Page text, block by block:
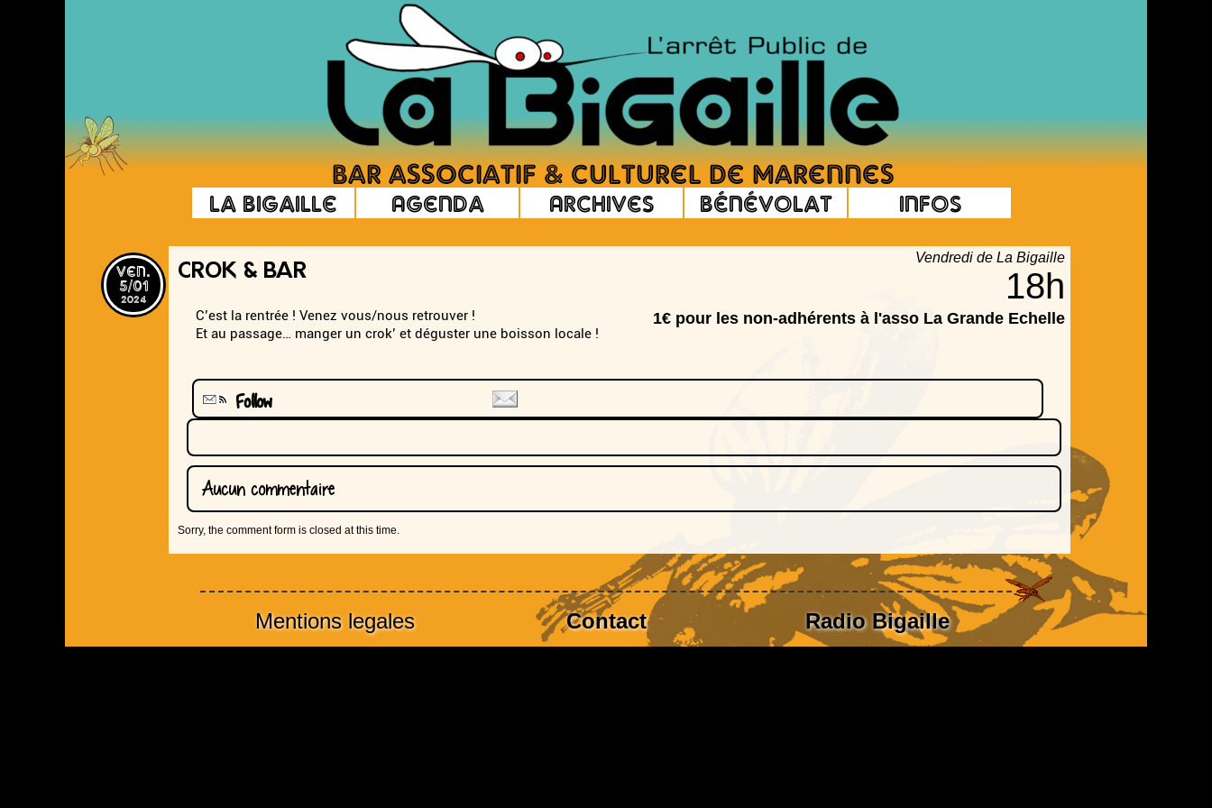
La Bigaille Agenda Archives Bénévolat Infos
ven.
5/01
2024
Vendredi de La Bigaille
18h
1€ pour les non-adhérents à l'asso La Grande Echelle
CROK & BAR
C’est la rentrée ! Venez vous/nous retrouver !
Et au passage… manger un crok’ et déguster une boisson locale !
Follow
Aucun commentaire
Sorry, the comment form is closed at this time.
Mentions legales Contact Radio Bigaille